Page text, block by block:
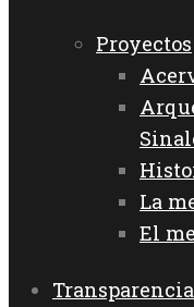
Proyectos
La
El
Transparencia